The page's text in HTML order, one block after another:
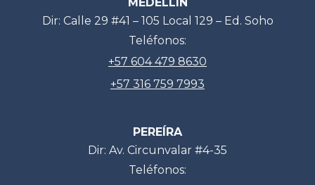
Dir: Calle 29 #41 – 105 Local 129 – Ed. Soho
Teléfonos:
+57 604 479 8630
+57 316 759 7993
PEREÍRA
Dir: Av. Circunvalar #4-35
Teléfonos: